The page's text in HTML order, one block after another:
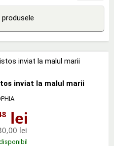
inviat la malul marii
lei
lei